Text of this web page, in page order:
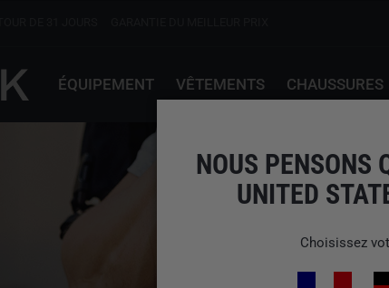
ÉQUIPEMENT VÊTEMENTS CHAUSSURES
NOUS PENSONS
UNITED
Choisissez